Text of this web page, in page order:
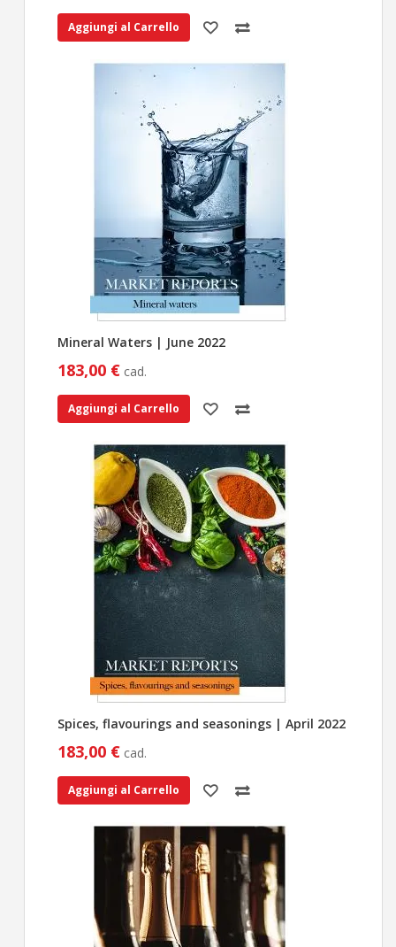
Aggiungi al Carrello
Mineral Waters | June 2022
183,00 € cad.
Aggiungi al Carrello
Spices, flavourings and seasonings | April 2022
183,00 € cad.
Aggiungi al Carrello